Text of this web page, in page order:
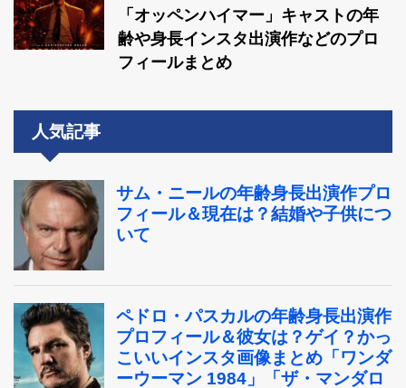
「オッペンハイマー」キャストの年
齢や身長インスタ出演作などのプロ
フィールまとめ
人気記事